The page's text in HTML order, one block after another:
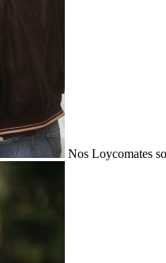
Nos Loycomates